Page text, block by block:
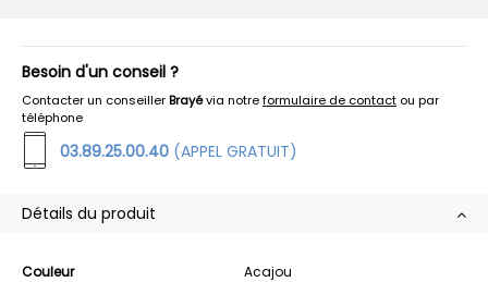
Besoin d'un conseil ?
Contacter un conseillerBrayévia notreformulaire de contact ou par
téléphone
03.89.25.00.40 (APPEL GRATUIT)
Détails du produit
Couleur
Acajou